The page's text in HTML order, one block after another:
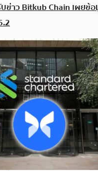
ข่าว Bitkub Chain เผยข้อ